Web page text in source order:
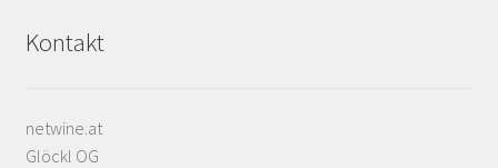
Kontakt
netwine.at
Glöckl OG